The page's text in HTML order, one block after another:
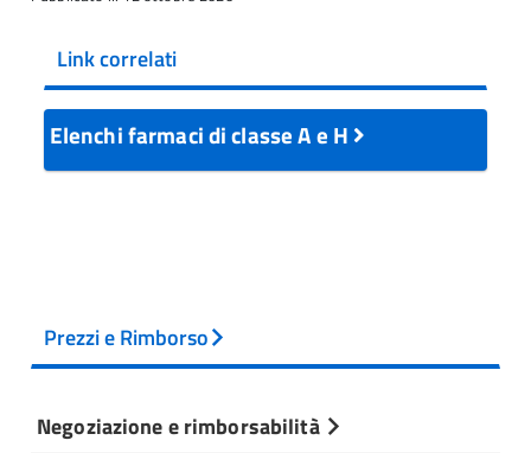
Link correlati
Elenchi farmaci di classe A e H
Prezzi e Rimborso
Negoziazione e rimborsabilità